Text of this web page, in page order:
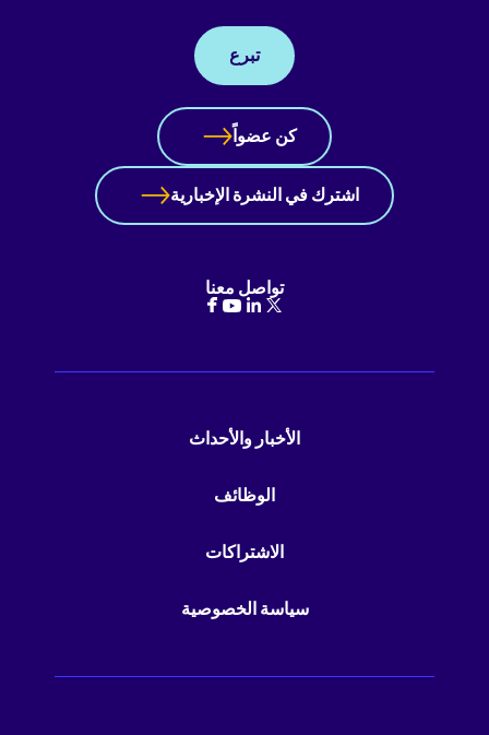
تبرع
كن عضواً
اشترك في النشرة الإخبارية
تواصل معنا
الأخبار والأحداث
الوظائف
الاشتراكات
سياسة الخصوصية